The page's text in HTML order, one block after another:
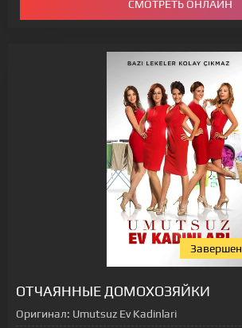
СМОТРЕТЬ ОНЛАЙН
Завершен
ОТЧАЯННЫЕ ДОМОХОЗЯЙКИ
Оригинал: Umutsuz Ev Kadinlari